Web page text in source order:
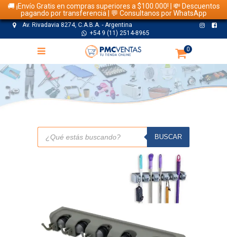
🚚 ¡Envío Gratis en compras superiores a $100.000! | 💸 Descuentos
pagando por transferencia | 💬 Consultanos por WhatsApp
Av. Rivadavia 8274, C.A.B.A. - Argentina
+54 9 (11) 2514-8965
0
TIENDA
Búsqueda
productos
BUSCAR